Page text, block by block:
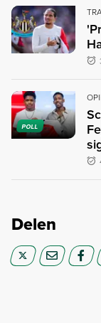
POLL
Delen